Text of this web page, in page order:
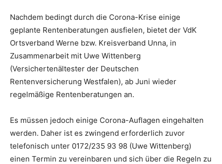
Nachdem bedingt durch die Corona-Krise einige
geplante Rentenberatungen ausfielen, bietet der VdK
Ortsverband Werne bzw. Kreisverband Unna, in
Zusammenarbeit mit Uwe Wittenberg
(Versichertenältester der Deutschen
Rentenversicherung Westfalen), ab Juni wieder
regelmäßige Rentenberatungen an.
Es müssen jedoch einige Corona-Auflagen eingehalten
werden. Daher ist es zwingend erforderlich zuvor
telefonisch unter 0172/235 93 98 (Uwe Wittenberg)
einen Termin zu vereinbaren und sich über die Regeln zu